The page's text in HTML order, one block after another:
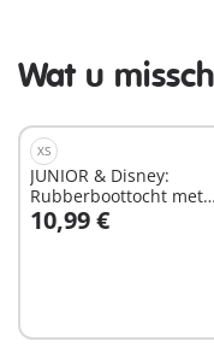
Wat u
XS
JUNIOR & Disney:
Rubberboottocht met
Teigetje
10,99 €
In winkelwagen